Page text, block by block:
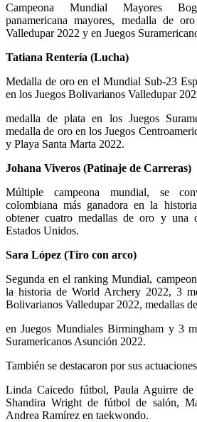
Campeona Mundial Mayores
panamericana mayores, medalla de
Valledupar 2022 y en Juegos
Tatiana Rentería (Lucha)
Medalla de oro en el Mundial Sub-23
en los Juegos Bolivarianos Valledupar
medalla de plata en los Juegos
medalla de oro en los Juegos
y Playa Santa Marta 2022.
Johana Viveros (Patinaje de Carreras)
Múltiple campeona mundial, se
colombiana más ganadora en la
obtener cuatro medallas de oro y una
Estados Unidos.
Sara López (Tiro con arco)
Segunda en el ranking Mundial,
la historia de World Archery 2022, 3
Bolivarianos Valledupar 2022, medallas
en Juegos Mundiales Birmingham y 3
Suramericanos Asunción 2022.
También se destacaron por sus
Linda Caicedo fútbol, Paula Aguirre de
Shandira Wright de fútbol de salón,
Andrea Ramírez en taekwondo.